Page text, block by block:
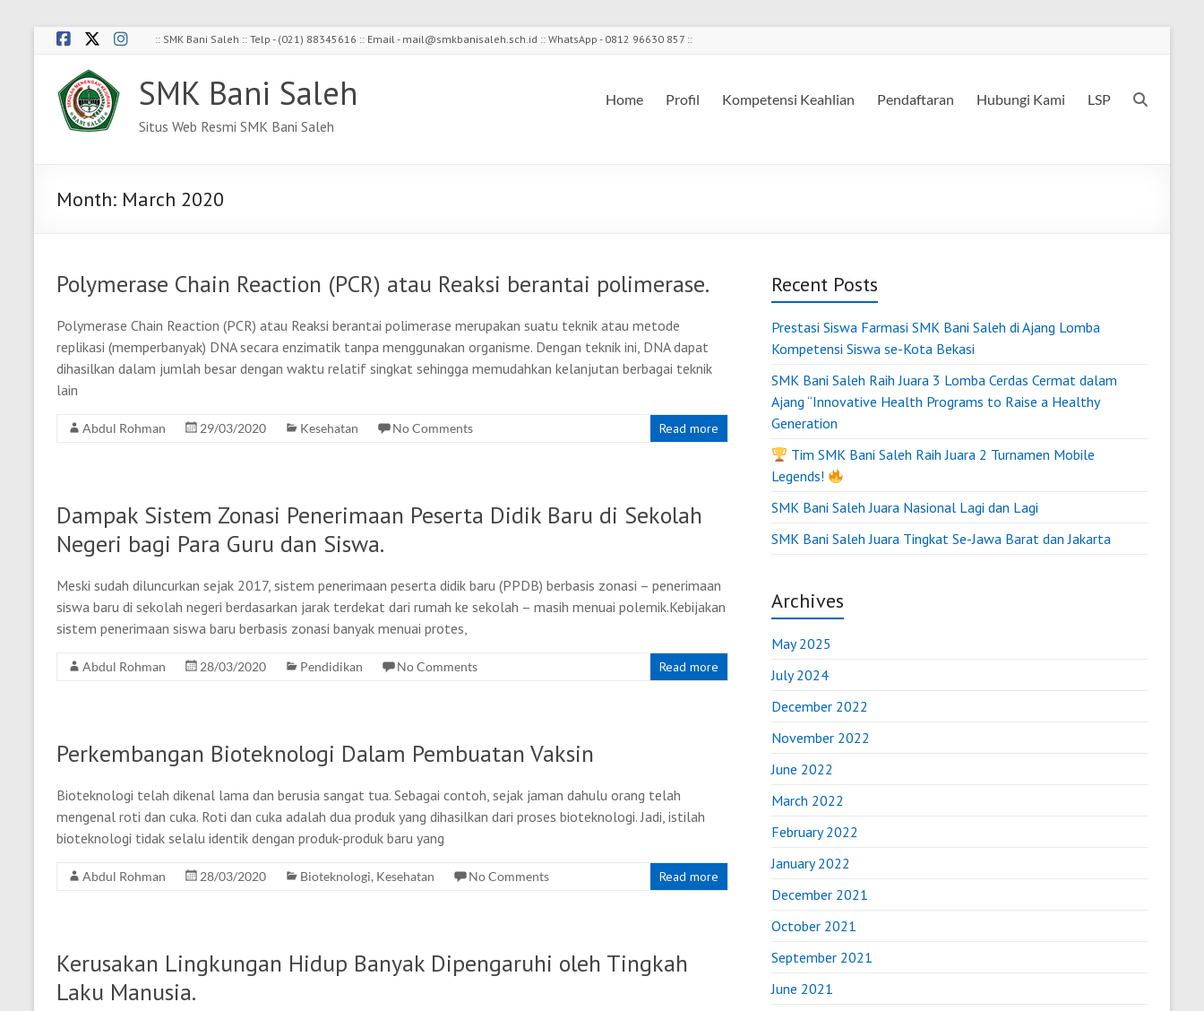
content
:: SMK Bani Saleh :: Telp - (021) 88345616 :: Email - mail@smkbanisaleh.sch.id :: WhatsApp - 0812 96630 857 ::
SMK Bani Saleh
Situs Web Resmi SMK Bani Saleh
Home Profil Kompetensi Keahlian Pendaftaran Hubungi Kami LSP
Month: March 2020
Polymerase Chain Reaction (PCR) atau Reaksi berantai polimerase.
Polymerase Chain Reaction (PCR) atau Reaksi berantai polimerase merupakan suatu teknik atau metode
replikasi (memperbanyak) DNA secara enzimatik tanpa menggunakan organisme. Dengan teknik ini, DNA dapat
dihasilkan dalam jumlah besar dengan waktu relatif singkat sehingga memudahkan kelanjutan berbagai teknik
lain
Abdul Rohman 29/03/2020 Kesehatan No Comments Read more
Dampak Sistem Zonasi Penerimaan Peserta Didik Baru di Sekolah
Negeri bagi Para Guru dan Siswa.
Meski sudah diluncurkan sejak 2017, sistem penerimaan peserta didik baru (PPDB) berbasis zonasi – penerimaan
siswa baru di sekolah negeri berdasarkan jarak terdekat dari rumah ke sekolah – masih menuai polemik.Kebijakan
sistem penerimaan siswa baru berbasis zonasi banyak menuai protes,
Abdul Rohman 28/03/2020 Pendidikan No Comments Read more
Perkembangan Bioteknologi Dalam Pembuatan Vaksin
Bioteknologi telah dikenal lama dan berusia sangat tua. Sebagai contoh, sejak jaman dahulu orang telah
mengenal roti dan cuka. Roti dan cuka adalah dua produk yang dihasilkan dari proses bioteknologi. Jadi, istilah
bioteknologi tidak selalu identik dengan produk-produk baru yang
Abdul Rohman 28/03/2020 Bioteknologi, Kesehatan No Comments Read more
Kerusakan Lingkungan Hidup Banyak Dipengaruhi oleh Tingkah
Laku Manusia.
Recent Posts
Prestasi Siswa Farmasi SMK Bani Saleh di Ajang Lomba
Kompetensi Siswa se-Kota Bekasi
SMK Bani Saleh Raih Juara 3 Lomba Cerdas Cermat dalam
Ajang “Innovative Health Programs to Raise a Healthy
Generation
Tim SMK Bani Saleh Raih Juara 2 Turnamen Mobile
Legends!
SMK Bani Saleh Juara Nasional Lagi dan Lagi
SMK Bani Saleh Juara Tingkat Se-Jawa Barat dan Jakarta
Archives
May 2025
July 2024
December 2022
November 2022
June 2022
March 2022
February 2022
January 2022
December 2021
October 2021
September 2021
June 2021